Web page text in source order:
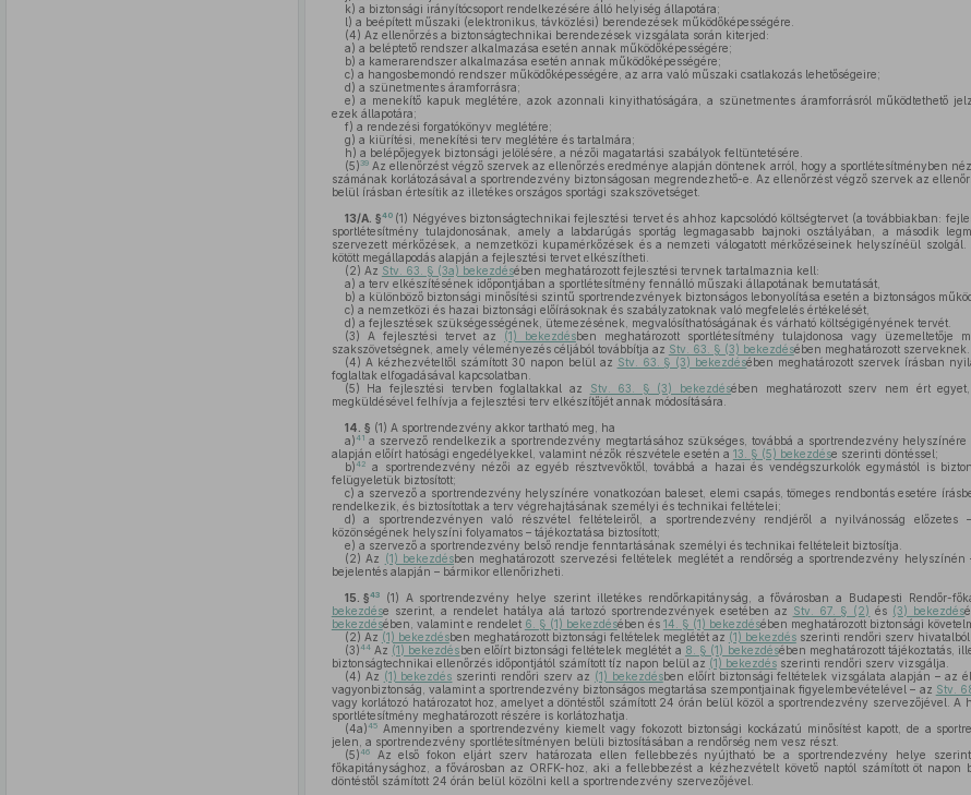
k) a biztonsági irányítócsoport rendelkezésére álló helyiség állapotára;
l) a beépített műszaki (elektronikus, távközlési) berendezések működőképességére.
(4) Az ellenőrzés a biztonságtechnikai berendezések vizsgálata során kiterjed:
a) a beléptető rendszer alkalmazása esetén annak működőképességére;
b) a kamerarendszer alkalmazása esetén annak működőképességére;
c) a hangosbemondó rendszer működőképességére, az arra való műszaki csatlakozás lehetőségeire;
d) a szünetmentes áramforrásra;
e) a menekítő kapuk meglétére, azok azonnali kinyithatóságára, a szünetmentes áramforrásról működtethető
ezek állapotára;
f) a rendezési forgatókönyv meglétére;
g) a kiürítési, menekítési terv meglétére és tartalmára;
h) a belépőjegyek biztonsági jelölésére, a nézői magatartási szabályok feltüntetésére.
(5) 39Az ellenőrzést végző szervek az ellenőrzés eredménye alapján döntenek arról, hogy a sportlétesítményben
számának korlátozásával a sportrendezvény biztonságosan megrendezhető-e. Az ellenőrzést végző szervek az
belül írásban értesítik az illetékes országos sportági szakszövetséget.
13/A. §40 (1) Négyéves biztonságtechnikai fejlesztési tervet és ahhoz kapcsolódó költségtervet (a továbbiakban:
sportlétesítmény tulajdonosának, amely a labdarúgás sportág legmagasabb bajnoki osztályában, a második
szervezett mérkőzések, a nemzetközi kupamérkőzések és a nemzeti válogatott mérkőzéseinek helyszínéül szolgál.
kötött megállapodás alapján a fejlesztési tervet elkészítheti.
(2) Az Stv. 63. § (3a) bekezdésében meghatározott fejlesztési tervnek tartalmaznia kell:
a) a terv elkészítésének időpontjában a sportlétesítmény fennálló műszaki állapotának bemutatását,
b) a különböző biztonsági minősítési szintű sportrendezvények biztonságos lebonyolítása esetén a biztonságos
c) a nemzetközi és hazai biztonsági előírásoknak és szabályzatoknak való megfelelés értékelését,
d) a fejlesztések szükségességének, ütemezésének, megvalósíthatóságának és várható költségigényének tervét.
(3) A fejlesztési tervet az (1) bekezdésben meghatározott sportlétesítmény tulajdonosa vagy üzemeltetője
szakszövetségnek, amely véleményezés céljából továbbítja az Stv. 63. § (3) bekezdésében meghatározott szerveknek.
(4) A kézhezvételtől számított 30 napon belül az Stv. 63. § (3) bekezdésében meghatározott szervek írásban
foglaltak elfogadásával kapcsolatban.
(5) Ha fejlesztési tervben foglaltakkal az Stv. 63. § (3) bekezdésében meghatározott szerv nem ért
megküldésével felhívja a fejlesztési terv elkészítőjét annak módosítására.
14. § (1) A sportrendezvény akkor tartható meg, ha
a)41 a szervező rendelkezik a sportrendezvény megtartásához szükséges, továbbá a sportrendezvény helyszínére
alapján előírt hatósági engedélyekkel, valamint nézők részvétele esetén a 13. § (5) bekezdése szerinti döntéssel;
b)42
a sportrendezvény nézői az egyéb résztvevőktől, továbbá a hazai és vendégszurkolók egymástól is
felügyeletük biztosított;
c) a szervező a sportrendezvény helyszínére vonatkozóan baleset, elemi csapás, tömeges rendbontás esetére
rendelkezik, és biztosítottak a terv végrehajtásának személyi és technikai feltételei;
d) a sportrendezvényen való részvétel feltételeiről, a sportrendezvény rendjéről a nyilvánosság előzetes
közönségének helyszíni folyamatos – tájékoztatása biztosított;
e) a szervező a sportrendezvény belső rendje fenntartásának személyi és technikai feltételeit biztosítja.
(2) Az (1) bekezdésben meghatározott szervezési feltételek meglétét a rendőrség a sportrendezvény
bejelentés alapján – bármikor ellenőrizheti.
15. §43 (1) A sportrendezvény helye szerint illetékes rendőrkapitányság, a fővárosban a Budapesti Rendőr-
bekezdése szerint, a rendelet hatálya alá tartozó sportrendezvények esetében az Stv. 67. § (2) és (3) bekezdés
bekezdésében, valamint e rendelet 6. § (1) bekezdésében és 14. § (1) bekezdésében meghatározott biztonsági
(2) Az (1) bekezdésben meghatározott biztonsági feltételek meglétét az (1) bekezdésszerinti rendőri szerv hivatalból
(3)44Az (1) bekezdésben előírt biztonsági feltételek meglétét a 8. § (1) bekezdésében meghatározott tájékoztatás,
biztonságtechnikai ellenőrzés időpontjától számított tíz napon belül az (1) bekezdésszerinti rendőri szerv vizsgálja.
(4) Az (1) bekezdés szerinti rendőri szerv az (1) bekezdésben előírt biztonsági feltételek vizsgálata alapján – az
vagyonbiztonság, valamint a sportrendezvény biztonságos megtartása szempontjainak figyelembevételével – az Stv.
vagy korlátozó határozatot hoz, amelyet a döntéstől számított 24 órán belül közöl a sportrendezvény szervezőjével. A
sportlétesítmény meghatározott részére is korlátozhatja.
(4a)45Amennyiben a sportrendezvény kiemelt vagy fokozott biztonsági kockázatú minősítést kapott, de a
jelen, a sportrendezvény sportlétesítményen belüli biztosításában a rendőrség nem vesz részt.
(5)46Az első fokon eljárt szerv határozata ellen fellebbezés nyújtható be a sportrendezvény helye
főkapitánysághoz, a fővárosban az ORFK-hoz, aki a fellebbezést a kézhezvételt követő naptól számított öt napon
döntéstől számított 24 órán belül közölni kell a sportrendezvény szervezőjével.